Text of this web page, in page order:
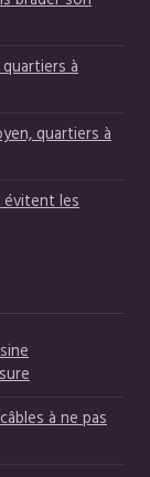
à
quartiers à
évitent les
à ne pas